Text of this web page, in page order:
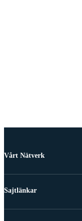
Vårt Nätverk
Sajtlänkar